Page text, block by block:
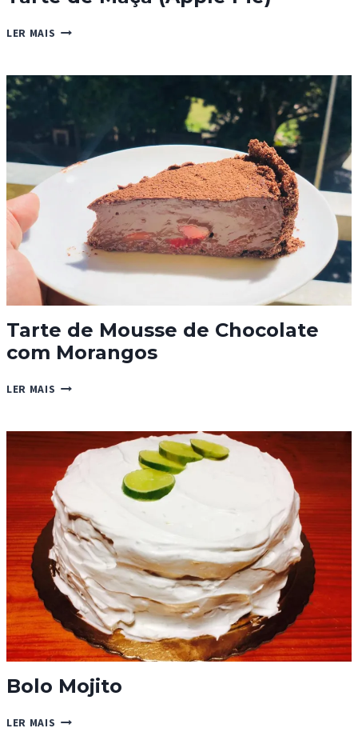
LER MAIS TARTE
(APPLE
PIE)
Tarte de Mousse de Chocolate
com Morangos
LER MAIS TARTE
DE
CHOCOLATE
COM
MORANGOS
Bolo Mojito
LER MAIS BOLO